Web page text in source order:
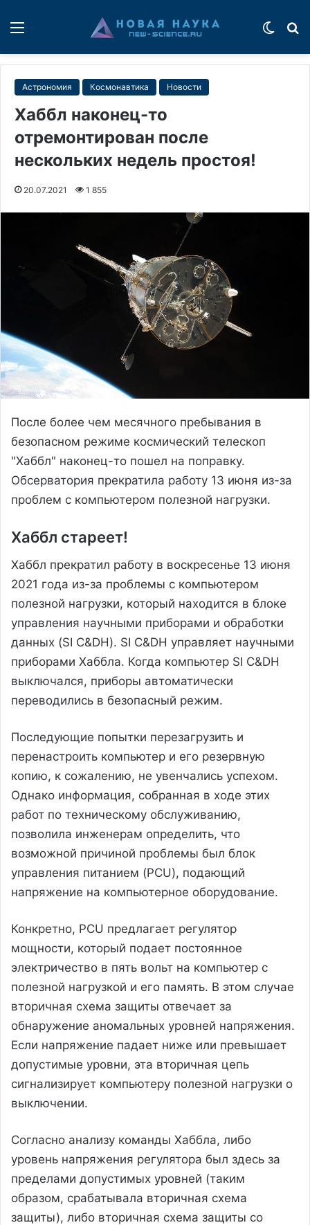
Астрономия Космонавтика Новости
Хаббл наконец-то
отремонтирован после
нескольких недель простоя!
20.07.2021 1 855
После более чем месячного пребывания в
безопасном режиме космический телескоп
"Хаббл" наконец-то пошел на поправку.
Обсерватория прекратила работу 13 июня из-за
проблем с компьютером полезной нагрузки.
Хаббл стареет!
Хаббл прекратил работу в воскресенье 13 июня
2021 года из-за проблемы с компьютером
полезной нагрузки, который находится в блоке
управления научными приборами и обработки
данных (SI C&DH). SI C&DH управляет научными
приборами Хаббла. Когда компьютер SI C&DH
выключался, приборы автоматически
переводились в безопасный режим.
Последующие попытки перезагрузить и
перенастроить компьютер и его резервную
копию, к сожалению, не увенчались успехом.
Однако информация, собранная в ходе этих
работ по техническому обслуживанию,
позволила инженерам определить, что
возможной причиной проблемы был блок
управления питанием (PCU), подающий
напряжение на компьютерное оборудование.
Конкретно, PCU предлагает регулятор
мощности, который подает постоянное
электричество в пять вольт на компьютер с
полезной нагрузкой и его память. В этом случае
вторичная схема защиты отвечает за
обнаружение аномальных уровней напряжения.
Если напряжение падает ниже или превышает
допустимые уровни, эта вторичная цепь
сигнализирует компьютеру полезной нагрузки о
выключении.
Согласно анализу команды Хаббла, либо
уровень напряжения регулятора был здесь за
пределами допустимых уровней (таким
образом, срабатывала вторичная схема
защиты), либо вторичная схема защиты со